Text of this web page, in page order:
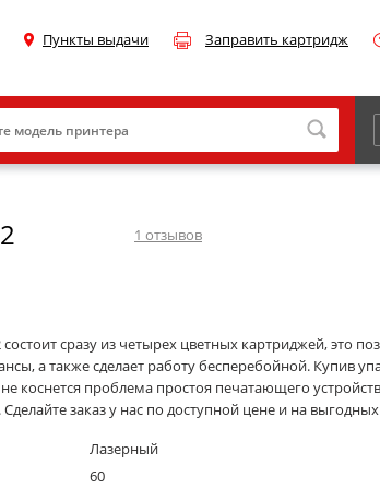
Пункты выдачи Заправить картридж
Sharp
Для
1 отзывов
сразу из четырех цветных картриджей, это
а также сделает работу бесперебойной. Купив
коснется проблема простоя печатающего
заказ у нас по доступной цене и на
Лазерный
60